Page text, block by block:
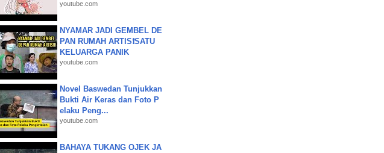
youtube.com
NYAMAR JADI GEMBEL DE
PAN RUMAH ARTIS❗SATU
KELUARGA PANIK
youtube.com
Novel Baswedan Tunjukkan
Bukti Air Keras dan Foto P
elaku Peng...
youtube.com
BAHAYA TUKANG OJEK JA